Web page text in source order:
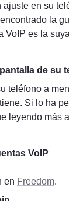
ajuste en su
la
VoIP es la
de su
teléfono a
Si lo ha
leyendo más
VoIP
en Freedom.